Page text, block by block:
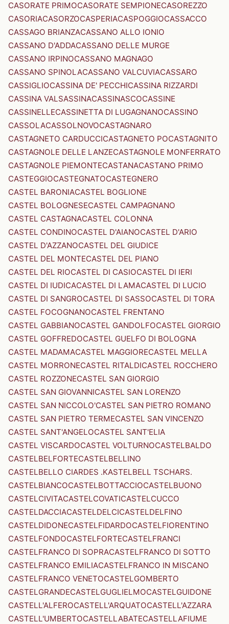
CASORATE PRIMOCASORATE SEMPIONECASOREZZO
CASORIACASORZOCASPERIACASPOGGIOCASSACCO
CASSAGO BRIANZACASSANO ALLO IONIO
CASSANO D'ADDACASSANO DELLE MURGE
CASSANO IRPINOCASSANO MAGNAGO
CASSANO SPINOLACASSANO VALCUVIACASSARO
CASSIGLIOCASSINA DE' PECCHICASSINA RIZZARDI
CASSINA VALSASSINACASSINASCOCASSINE
CASSINELLECASSINETTA DI LUGAGNANOCASSINO
CASSOLACASSOLNOVOCASTAGNARO
CASTAGNETO CARDUCCICASTAGNETO POCASTAGNITO
CASTAGNOLE DELLE LANZECASTAGNOLE MONFERRATO
CASTAGNOLE PIEMONTECASTANACASTANO PRIMO
CASTEGGIOCASTEGNATOCASTEGNERO
CASTEL BARONIACASTEL BOGLIONE
CASTEL BOLOGNESECASTEL CAMPAGNANO
CASTEL CASTAGNACASTEL COLONNA
CASTEL CONDINOCASTEL D'AIANOCASTEL D'ARIO
CASTEL D'AZZANOCASTEL DEL GIUDICE
CASTEL DEL MONTECASTEL DEL PIANO
CASTEL DEL RIOCASTEL DI CASIOCASTEL DI IERI
CASTEL DI IUDICACASTEL DI LAMACASTEL DI LUCIO
CASTEL DI SANGROCASTEL DI SASSOCASTEL DI TORA
CASTEL FOCOGNANOCASTEL FRENTANO
CASTEL GABBIANOCASTEL GANDOLFOCASTEL GIORGIO
CASTEL GOFFREDOCASTEL GUELFO DI BOLOGNA
CASTEL MADAMACASTEL MAGGIORECASTEL MELLA
CASTEL MORRONECASTEL RITALDICASTEL ROCCHERO
CASTEL ROZZONECASTEL SAN GIORGIO
CASTEL SAN GIOVANNICASTEL SAN LORENZO
CASTEL SAN NICCOLO'CASTEL SAN PIETRO ROMANO
CASTEL SAN PIETRO TERMECASTEL SAN VINCENZO
CASTEL SANT'ANGELOCASTEL SANT'ELIA
CASTEL VISCARDOCASTEL VOLTURNOCASTELBALDO
CASTELBELFORTECASTELBELLINO
CASTELBELLO CIARDES .KASTELBELL TSCHARS.
CASTELBIANCOCASTELBOTTACCIOCASTELBUONO
CASTELCIVITACASTELCOVATICASTELCUCCO
CASTELDACCIACASTELDELCICASTELDELFINO
CASTELDIDONECASTELFIDARDOCASTELFIORENTINO
CASTELFONDOCASTELFORTECASTELFRANCI
CASTELFRANCO DI SOPRACASTELFRANCO DI SOTTO
CASTELFRANCO EMILIACASTELFRANCO IN MISCANO
CASTELFRANCO VENETOCASTELGOMBERTO
CASTELGRANDECASTELGUGLIELMOCASTELGUIDONE
CASTELL'ALFEROCASTELL'ARQUATOCASTELL'AZZARA
CASTELL'UMBERTOCASTELLABATECASTELLAFIUME